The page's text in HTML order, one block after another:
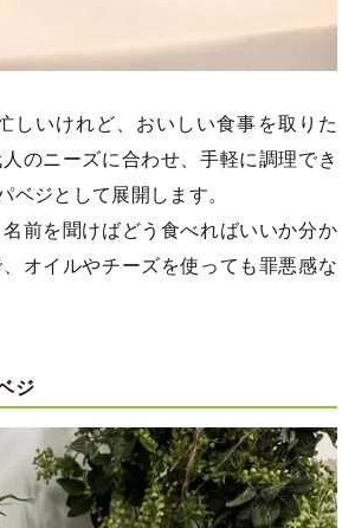
しいけれど、おいしい食事を取りた
のニーズに合わせ、手軽に調理でき
ベジとして展開します。
前を聞けばどう食べればいいか分か
オイルやチーズを使っても罪悪感な
ジ